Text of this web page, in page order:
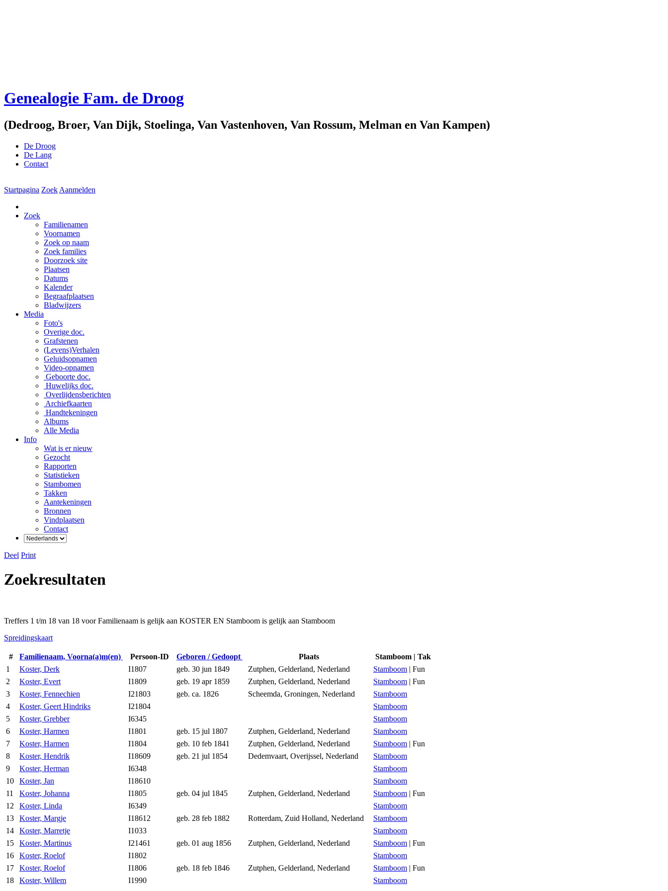
Genealogie Fam. de Droog
(Dedroog, Broer, Van Dijk, Stoelinga, Van Vastenhoven, Van Rossum, Melman en Van Kampen)
De Droog
De Lang
Contact
Startpagina Zoek Aanmelden
Zoek
Familienamen
Voornamen
Zoek op naam
Zoek families
Doorzoek site
Plaatsen
Datums
Kalender
Begraafplaatsen
Bladwijzers
Media
Foto's
Overige doc.
Grafstenen
(Levens)Verhalen
Geluidsopnamen
Video-opnamen
Geboorte doc.
Huwelijks doc.
Overlijdensberichten
Archiefkaarten
Handtekeningen
Albums
Alle Media
Info
Wat is er nieuw
Gezocht
Rapporten
Statistieken
Stambomen
Takken
Aantekeningen
Bronnen
Vindplaatsen
Contact
Deel Print
Zoekresultaten
Treffers 1 t/m 18 van 18 voor Familienaam is gelijk aan KOSTER EN Stamboom is gelijk aan Stamboom
Spreidingskaart
# Familienaam, Voorna(a)m(en) Persoon-ID Geboren / Gedoopt Plaats
Stamboom | Tak
1
Koster, Derk I1807 geb. 30 jun 1849 Zutphen, Gelderland, Nederland Stamboom | Fun
2
Koster, Evert I1809 geb. 19 apr 1859 Zutphen, Gelderland, Nederland Stamboom | Fun
3
Koster, Fennechien I21803 geb. ca. 1826 Scheemda, Groningen, Nederland
Stamboom
4
Koster, Geert Hindriks I21804
Stamboom
5
Koster, Grebber I6345
Stamboom
6
Koster, Harmen I1801 geb. 15 jul 1807 Zutphen, Gelderland, Nederland
Stamboom
7
Koster, Harmen I1804 geb. 10 feb 1841 Zutphen, Gelderland, Nederland Stamboom | Fun
8
Koster, Hendrik I18609 geb. 21 jul 1854 Dedemvaart, Overijssel, Nederland
Stamboom
9
Koster, Herman I6348
Stamboom
10
Koster, Jan I18610
Stamboom
11
Koster, Johanna I1805 geb. 04 jul 1845 Zutphen, Gelderland, Nederland Stamboom | Fun
12
Koster, Linda I6349
Stamboom
13
Koster, Margje I18612 geb. 28 feb 1882 Rotterdam, Zuid Holland, Nederland
Stamboom
14
Koster, Marretje I1033
Stamboom
15
Koster, Martinus I21461 geb. 01 aug 1856 Zutphen, Gelderland, Nederland Stamboom | Fun
16
Koster, Roelof I1802
Stamboom
17
Koster, Roelof I1806 geb. 18 feb 1846 Zutphen, Gelderland, Nederland Stamboom | Fun
18
Koster, Willem I1990 Stamboom